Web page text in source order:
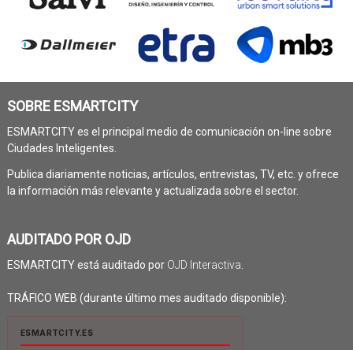
SOBRE ESMARTCITY
ESMARTCITY es el principal medio de comunicación on-line sobre
Ciudades Inteligentes.
Publica diariamente noticias, artículos, entrevistas, TV, etc. y ofrece
la información más relevante y actualizada sobre el sector.
AUDITADO POR OJD
ESMARTCITY está auditado por OJD Interactiva
TRÁFICO WEB (durante último mes auditado disponible):